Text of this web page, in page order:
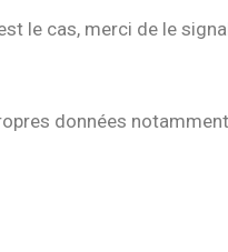
le cas, merci de le
données